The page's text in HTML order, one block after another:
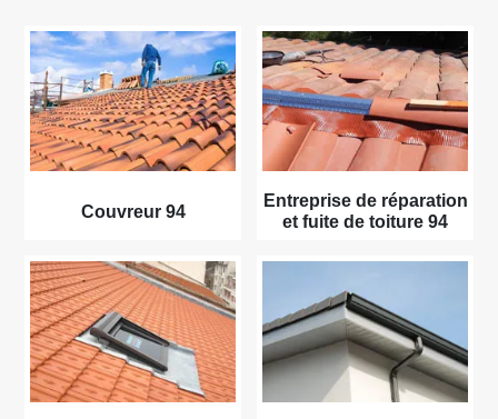
Couvreur 94
Entreprise de réparation
et fuite de toiture 94